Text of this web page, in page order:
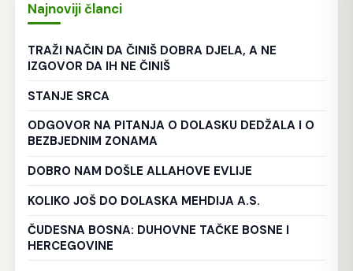
Najnoviji članci
TRAŽI NAČIN DA ČINIŠ DOBRA DJELA, A NE
IZGOVOR DA IH NE ČINIŠ
STANJE SRCA
ODGOVOR NA PITANJA O DOLASKU DEDŽALA I O
BEZBJEDNIM ZONAMA
DOBRO NAM DOŠLE ALLAHOVE EVLIJE
KOLIKO JOŠ DO DOLASKA MEHDIJA A.S.
ČUDESNA BOSNA: DUHOVNE TAČKE BOSNE I
HERCEGOVINE